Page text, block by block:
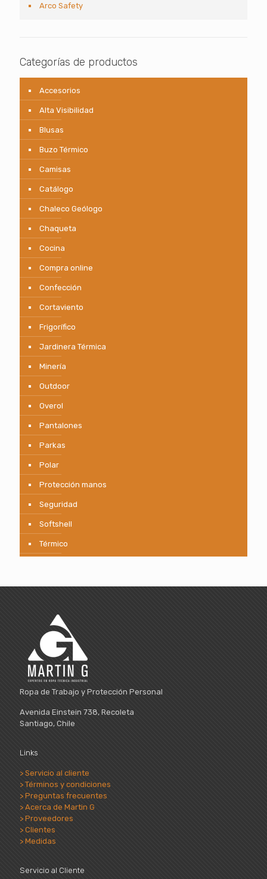
Arco Safety
Categorías de productos
Accesorios
Alta Visibilidad
Blusas
Buzo Térmico
Camisas
Catálogo
Chaleco Geólogo
Chaqueta
Cocina
Compra online
Confección
Cortaviento
Frigorífico
Jardinera Térmica
Minería
Outdoor
Overol
Pantalones
Parkas
Polar
Protección manos
Seguridad
Softshell
Térmico
Ropa de Trabajo y Protección Personal
Avenida Einstein 738, Recoleta
Santiago, Chile
Links
> Servicio al cliente
> Términos y condiciones
> Preguntas frecuentes
> Acerca de Martin G
> Proveedores
> Clientes
> Medidas
Servicio al Cliente